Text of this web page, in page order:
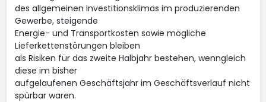
des allgemeinen Investitionsklimas im produzierenden
Gewerbe, steigende
Energie- und Transportkosten sowie mögliche
Lieferkettenstörungen bleiben
als Risiken für das zweite Halbjahr bestehen, wenngleich
diese im bisher
aufgelaufenen Geschäftsjahr im Geschäftsverlauf nicht
spürbar waren.